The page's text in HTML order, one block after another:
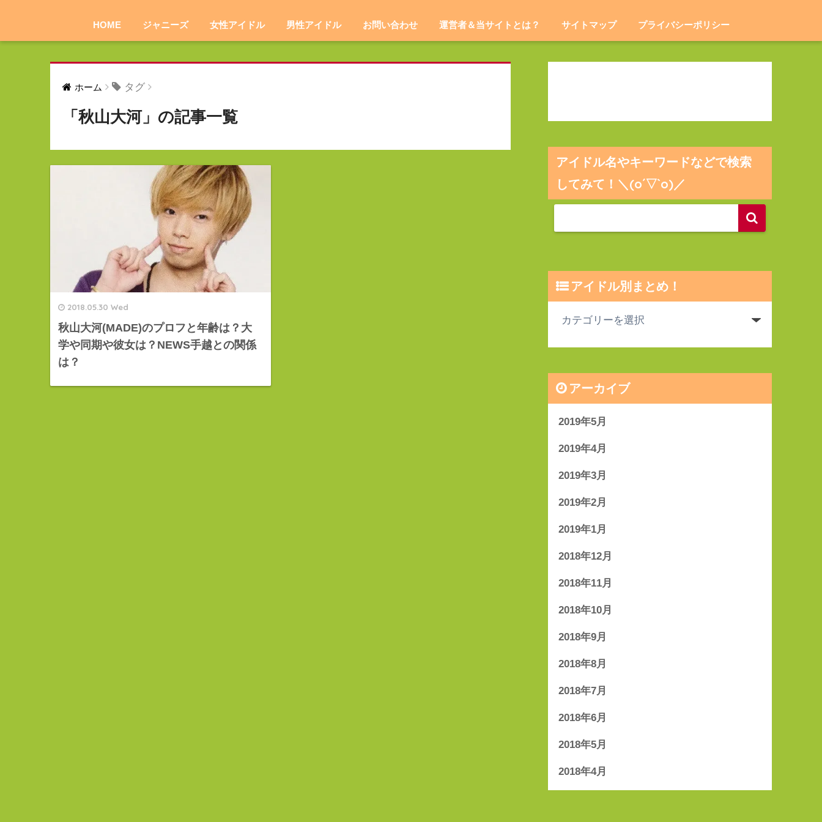
HOME ジャニーズ 女性アイドル 男性アイドル お問い合わせ 運営者＆当サイトとは？ サイトマップ プライバシーポリシー
ホーム タグ
「秋山大河」の記事一覧
2018.05.30 Wed
秋山大河(MADE)のプロフと年齢は？大
学や同期や彼女は？NEWS手越との関係
は？
アイドル名やキーワードなどで検索
してみて！＼(o´▽`o)／
アイドル別まとめ！
アーカイブ
2019年5月
2019年4月
2019年3月
2019年2月
2019年1月
2018年12月
2018年11月
2018年10月
2018年9月
2018年8月
2018年7月
2018年6月
2018年5月
2018年4月